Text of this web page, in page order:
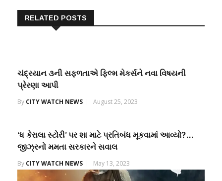
RELATED POSTS
ચંદ્રયાન ૩ની સફળતાએ ફિલ્મ મેકર્સને નવા વિષયની
પ્રેરણા આપી
By CITY WATCH NEWS August 25, 2023
‘ધ કેરાલા સ્ટોરી’ પર શા માટે પ્રતિબંધ મૂકવામાં આવ્યો?…
જીઝ્રનો મમતા સરકારને સવાલ
By CITY WATCH NEWS May 13, 2023